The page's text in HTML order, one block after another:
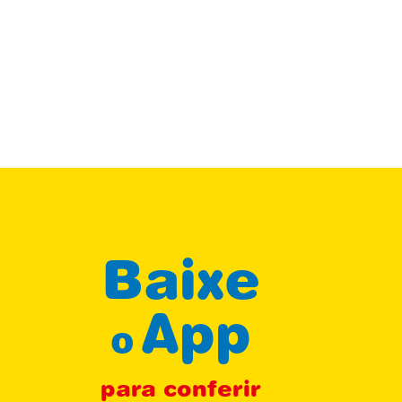
Baixe
oApp
para conferir